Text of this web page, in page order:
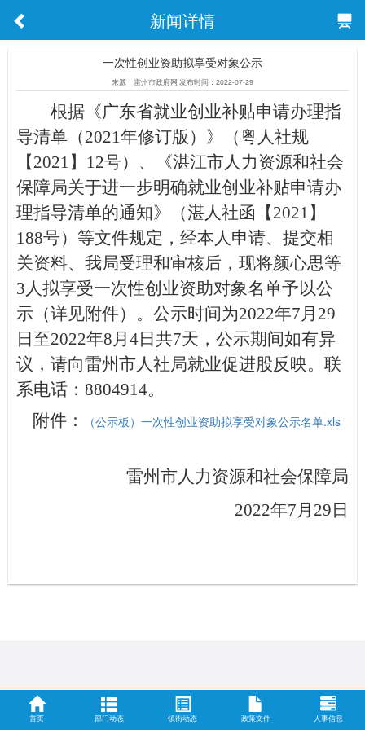
新闻详情
一次性创业资助拟享受对象公示
来源：雷州市政府网 发布时间：2022-07-29
根据 《广东省就业创业补贴申请办理指
导清单（2021年修订版）》（粤人社规
【2021】12号） 、《湛江市人力资源和社会
保障局关于进一步明确就业创业补贴申请办
理指导清单的通知》（湛人社函【2021】
188号） 等文件规定，经本人申请、提交相
关资料、我局受理和审核后，现将颜心思等
3人拟享受一次性创业资助对象名单予以公
示 （详见附件） 。公示时间为2022年7月 29
日至2022年8月 4日 共7天 ， 公示期间如有异
议，请向雷州市人社局就业促进股反映。 联
系电话： 8804914。
附件：
（公示板）一次性创业资助拟享受对象公示名单.xls
雷州市人力资源和社会保障局
2022年7月29日
首页 部门动态 镇街动态 政策文件 人事信息